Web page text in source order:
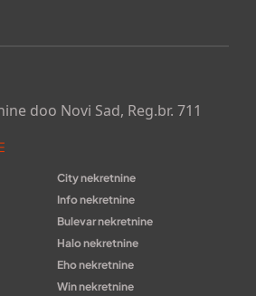
doo Novi Sad, Reg.br. 711
City nekretnine
Info nekretnine
Bulevar nekretnine
Halo nekretnine
Eho nekretnine
Win nekretnine